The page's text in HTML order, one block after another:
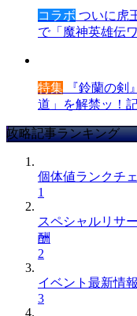
コラボ ついに虎
で「魔神英雄伝
特集 『鈴蘭の剣
道」を解禁ッ！
攻略記事ランキング
個体値ランクチ
1
スペシャルリサ
酬
2
イベント最新情
3